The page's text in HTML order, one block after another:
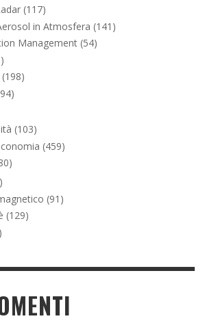
(117)
in Atmosfera (141)
Management (54)
(198)
(103)
(459)
(91)
(129)